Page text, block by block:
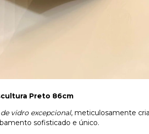
Preto 86cm
vidro excepcional, meticulosamente
sofisticado e único.